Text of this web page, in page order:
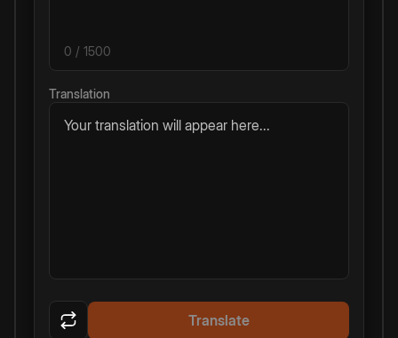
0 / 1500
Translation
Your translation will appear here...
Translate